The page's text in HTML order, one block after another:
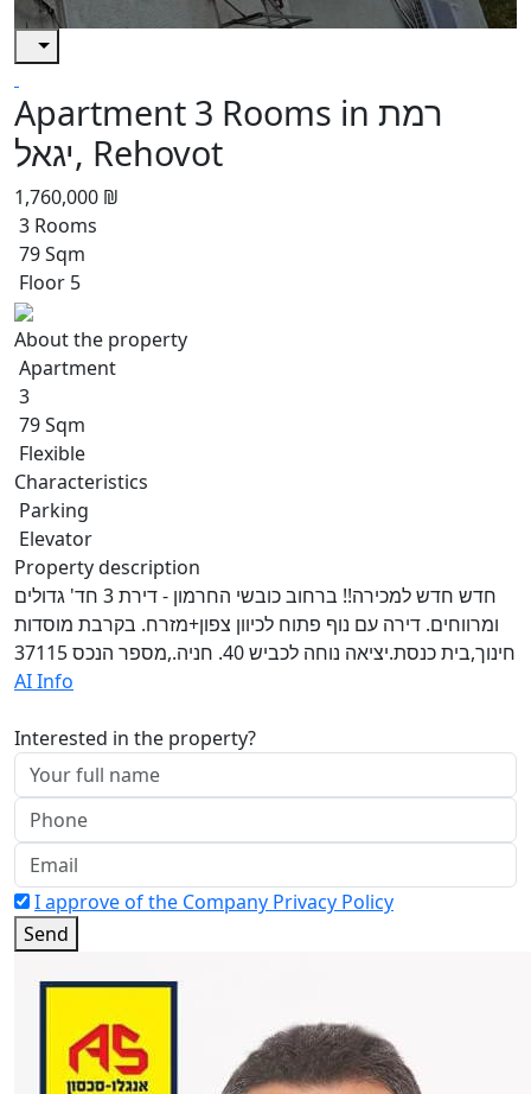
Apartment 3 Rooms in רמת
יגאל, Rehovot
1,760,000 ₪
3 Rooms
79 Sqm
Floor 5
About the property
Apartment
3
79 Sqm
Flexible
Characteristics
Parking
Elevator
Property description
חדש חדש למכירה!! ברחוב כובשי החרמון - דירת 3 חד' גדולים
ומרווחים. דירה עם נוף פתוח לכיוון צפון+מזרח. בקרבת מוסדות
חינוך,בית כנסת.יציאה נוחה לכביש 40. חניה.,מספר הנכס 37115
AI Info
Interested in the property?
I approve of the Company Privacy Policy
Send